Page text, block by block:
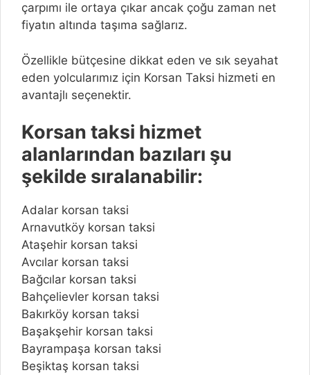
çarpımı ile ortaya çıkar ancak çoğu zaman net
fiyatın altında taşıma sağlarız.
Özellikle bütçesine dikkat eden ve sık seyahat
eden yolcularımız için Korsan Taksi hizmeti en
avantajlı seçenektir.
Korsan taksi hizmet
alanlarından bazıları şu
şekilde sıralanabilir:
Adalar korsan taksi
Arnavutköy korsan taksi
Ataşehir korsan taksi
Avcılar korsan taksi
Bağcılar korsan taksi
Bahçelievler korsan taksi
Bakırköy korsan taksi
Başakşehir korsan taksi
Bayrampaşa korsan taksi
Beşiktaş korsan taksi